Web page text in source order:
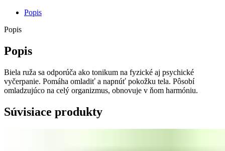
Popis
Popis
Popis
Biela ruža sa odporúča ako tonikum na fyzické aj psychické
vyčerpanie. Pomáha omladiť a napnúť pokožku tela. Pôsobí
omladzujúco na celý organizmus, obnovuje v ňom harmóniu.
Súvisiace produkty